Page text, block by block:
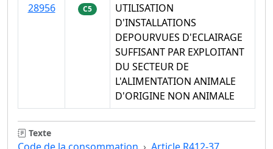
28956
C5
UTILISATION
D'INSTALLATIONS
DEPOURVUES D'ECLAIRAGE
SUFFISANT PAR EXPLOITANT
DU SECTEUR DE
L'ALIMENTATION ANIMALE
D'ORIGINE NON ANIMALE
Texte